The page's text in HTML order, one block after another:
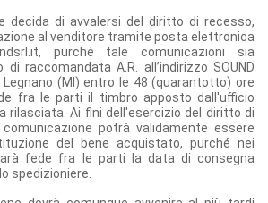
decida di avvalersi del diritto di recesso,
al venditore tramite posta elettronica
purché tale comunicazioni sia
raccomandata A.R. all’indirizzo SOUND
Legnano (MI) entro le 48 (quarantotto) ore
fra le parti il timbro apposto dall'ufficio
rilasciata. Ai fini dell'esercizio del diritto di
potrà validamente essere
del bene acquistato, purché nei
fede fra le parti la data di consegna
spedizioniere.